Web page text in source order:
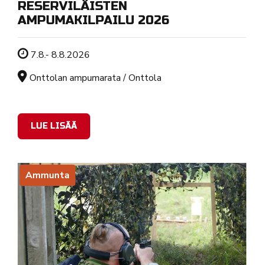
RESERVILÄISTEN
AMPUMAKILPAILU 2026
Tapahtuman ajankohta
7.8.- 8.8.2026
Sijainti
Onttolan ampumarata / Onttola
LUE LISÄÄ
Ammunta